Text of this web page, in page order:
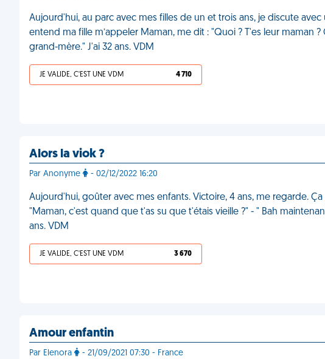
Aujourd'hui, au parc avec mes filles de un et trois ans, je discute avec
entend ma fille m’appeler Maman, me dit : "Quoi ? T'es leur maman
grand-mère." J'ai 32 ans. VDM
JE VALIDE, C'EST UNE VDM 4 710
Alors la viok ?
Par Anonyme - 02/12/2022 16:20
Aujourd'hui, goûter avec mes enfants. Victoire, 4 ans, me regarde.
"Maman, c'est quand que t'as su que t'étais vieille ?" - " Bah
ans. VDM
JE VALIDE, C'EST UNE VDM 3 670
Amour enfantin
Par Elenora - 21/09/2021 07:30 - France